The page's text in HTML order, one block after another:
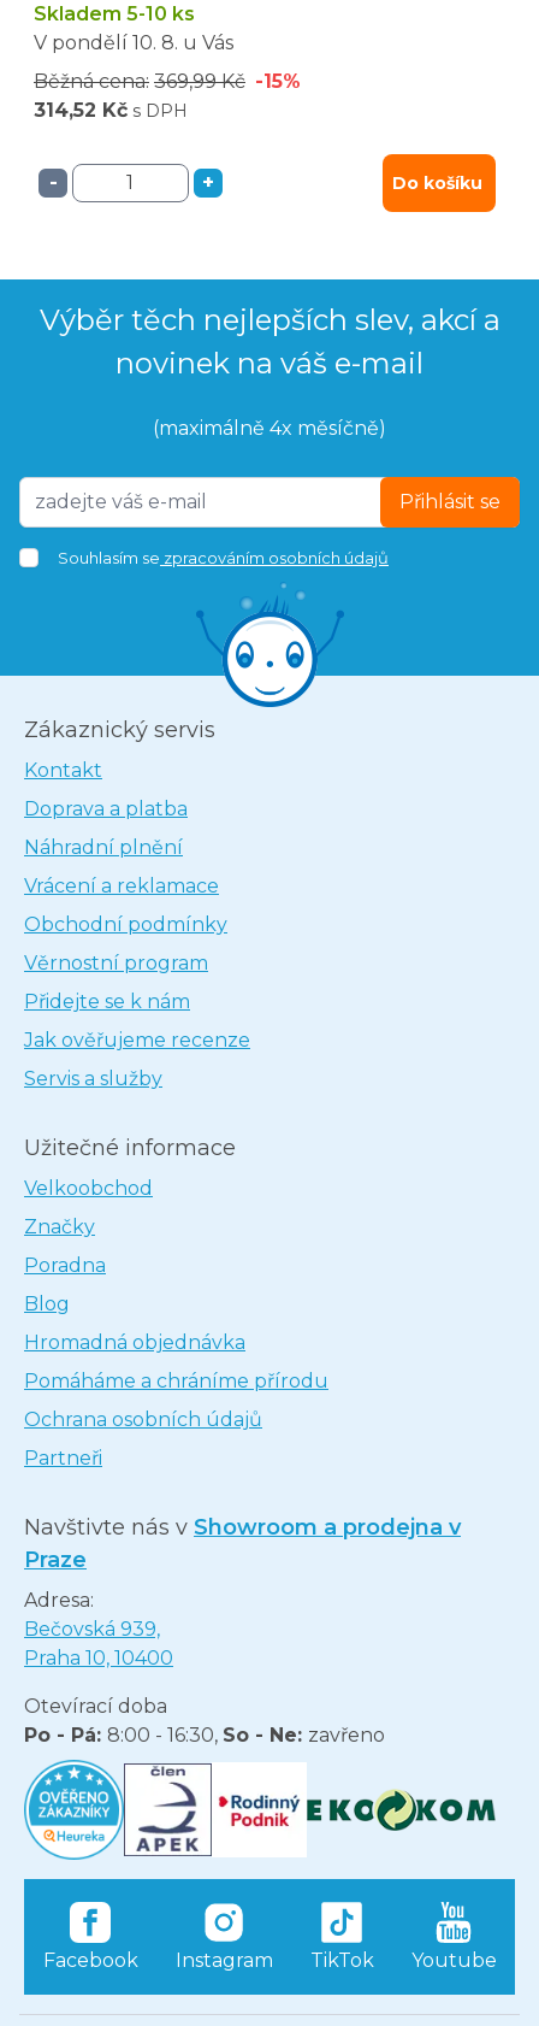
Skladem 5-10 ks
V pondělí 10. 8. u Vás
Běžná cena: 369,99 Kč -15%
314,52 Kč s DPH
- + Do košíku
Výběr těch nejlepších slev, akcí a
novinek na váš e-mail
(maximálně 4x měsíčně)
Přihlásit se
Souhlasím se zpracováním osobních údajů
Zákaznický servis
Kontakt
Doprava a platba
Náhradní plnění
Vrácení a reklamace
Obchodní podmínky
Věrnostní program
Přidejte se k nám
Jak ověřujeme recenze
Servis a služby
Užitečné informace
Velkoobchod
Značky
Poradna
Blog
Hromadná objednávka
Pomáháme a chráníme přírodu
Ochrana osobních údajů
Partneři
Navštivte nás v Showroom a prodejna v
Praze
Adresa:
Bečovská 939,
Praha 10, 10400
Otevírací doba
Po - Pá: 8:00 - 16:30, So - Ne: zavřeno
Facebook Instagram TikTok Youtube